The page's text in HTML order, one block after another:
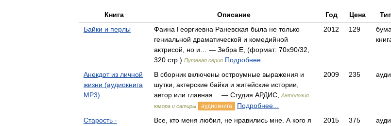
Книга Описание Год Цена
Байки и перлы
Фаина Георгиевна Раневская была не только
гениальной драматической и комедийной
актрисой, но и… — Зебра Е, (формат: 70x90/32,
320 стр.) Путевая серия Подробнее...
2012 129
Анекдот из личной
жизни (аудиокнига
MP3)
В сборник включены остроумные выражения и
шутки, актерские байки и житейские истории,
автор или главная… — Студия АРДИС,
Антология
юмора и сатиры
аудиокнига Подробнее...
2009 235
Старость -
Все, кто меня любил, не нравились мне. А кого я
2015 375